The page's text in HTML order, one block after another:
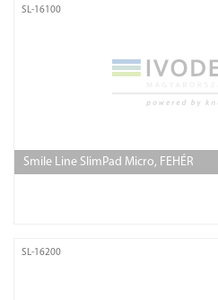
SL-16100
Smile Line SlimPad Micro, FEHÉR
SL-16200